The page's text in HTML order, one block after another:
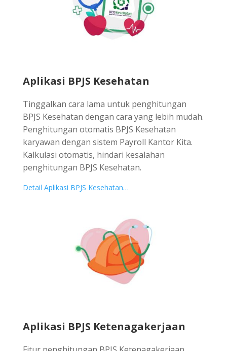
Aplikasi BPJS Kesehatan
Tinggalkan cara lama untuk penghitungan
BPJS Kesehatan dengan cara yang lebih mudah.
Penghitungan otomatis BPJS Kesehatan
karyawan dengan sistem Payroll Kantor Kita.
Kalkulasi otomatis, hindari kesalahan
penghitungan BPJS Kesehatan.
Detail Aplikasi BPJS Kesehatan…
Aplikasi BPJS Ketenagakerjaan